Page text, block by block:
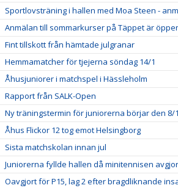
Sportlovsträning i hallen med Moa Steen -
Anmälan till sommarkurser på Täppet är
Fint tillskott från hämtade julgranar
Hemmamatcher för tjejerna söndag 14/1
Åhusjuniorer i matchspel i Hässleholm
Rapport från SALK-Open
Ny träningstermin för juniorerna börjar den 8/1
Åhus Flickor 12 tog emot Helsingborg
Sista matchskolan innan jul
Juniorerna fyllde hallen då minitennisen
Oavgjort för P15, lag 2 efter bragdliknande